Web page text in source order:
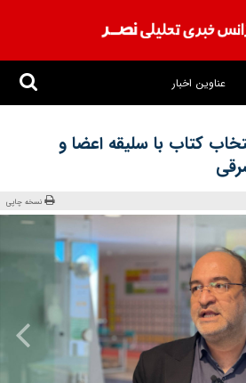
عناوین اخبار
کتاب با سلیقه اعضا و
نسخه چاپی